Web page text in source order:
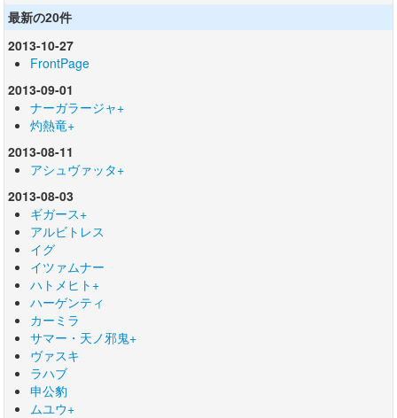
最新の20件
2013-10-27
FrontPage
2013-09-01
ナーガラージャ+
灼熱竜+
2013-08-11
アシュヴァッタ+
2013-08-03
ギガース+
アルビトレス
イグ
イツァムナー
ハトメヒト+
ハーゲンティ
カーミラ
サマー・天ノ邪鬼+
ヴァスキ
ラハブ
申公豹
ムユウ+